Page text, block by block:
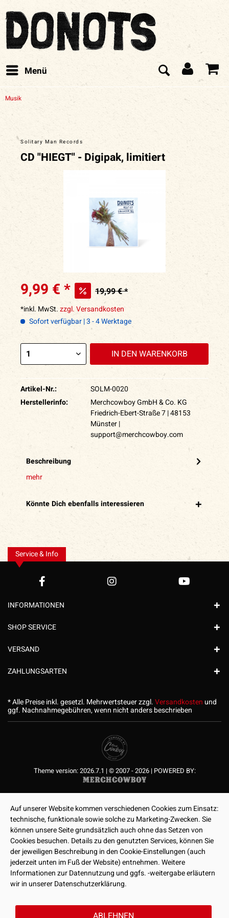
Menü
Musik
Solitary Man Records
CD "HIEGT" - Digipak, limitiert
9,99 € * 19,99 € *
*inkl. MwSt.zzgl. Versandkosten
Sofort verfügbar | 3 - 4 Werktage
IN DEN WARENKORB
Artikel-Nr.:
SOLM-0020
Herstellerinfo:
Merchcowboy GmbH & Co. KG
Friedrich-Ebert-Straße 7 | 48153
Münster |
support@merchcowboy.com
Beschreibung
mehr
Könnte Dich ebenfalls interessieren
Service & Info
INFORMATIONEN
SHOP SERVICE
VERSAND
ZAHLUNGSARTEN
* Alle Preise inkl. gesetzl. Mehrwertsteuer zzgl.Versandkosten und
ggf. Nachnahmegebühren, wenn nicht anders beschrieben
Theme version: 2026.7.1 | © 2007 - 2026 | POWERED BY:
Auf unserer Website kommen verschiedenen Cookies zum Einsatz:
technische, funktionale sowie solche zu Marketing-Zwecken. Sie
können unsere Seite grundsätzlich auch ohne das Setzen von
Cookies besuchen. Details zu den genutzten Services, können Sie
der jeweiligen Beschreibung in den Cookie-Einstellungen (auch
jederzeit unten im Fuß der Website) entnehmen. Weitere
Informationen zur Datennutzung und ggfs. -weitergabe erläutern
wir in unserer Datenschutzerklärung.